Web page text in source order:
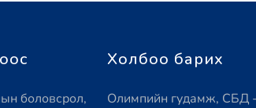
боловсрол,
Холбоо барих
Олимпийн гудамж, СБД